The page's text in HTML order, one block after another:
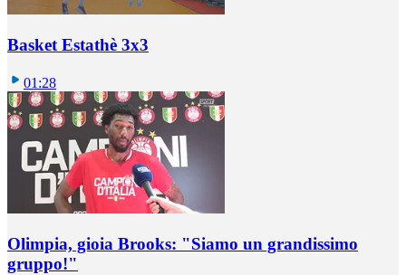
Basket Estathè 3x3
01:28
Olimpia, gioia Brooks: "Siamo un grandissimo
gruppo!"